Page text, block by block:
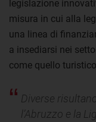
legislazione
misura in cui alla
una linea di
a insediarsi nei
come quello turistico.
Diverse
l’Abruzzo e la